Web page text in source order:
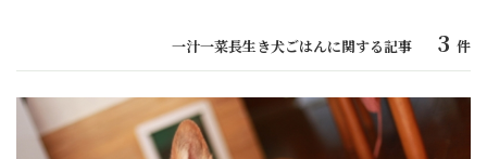
一汁一菜長生き犬ごはんに関する記事 3 件